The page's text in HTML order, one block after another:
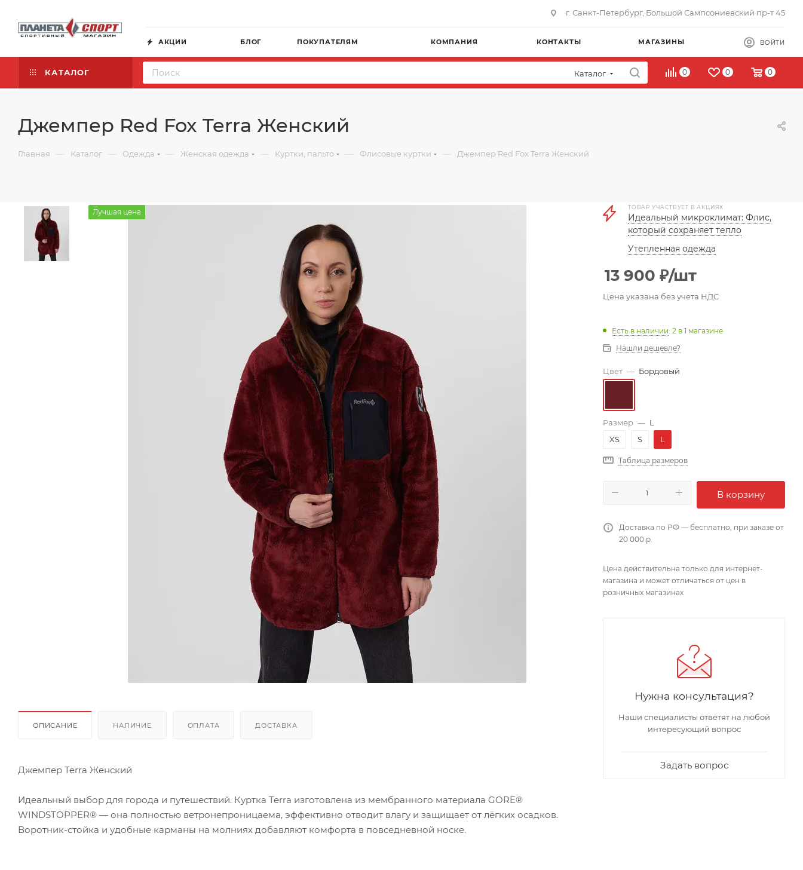
г. Санкт-Петербург, Большой Сампсониевский пр-т 45
АКЦИИ БЛОГ ПОКУПАТЕЛЯМ КОМПАНИЯ КОНТАКТЫ МАГАЗИНЫ ВОЙТИ
КАТАЛОГ Каталог 0 0 0
Джемпер Red Fox Terra Женский
Главная — Каталог — Одежда — Женская одежда — Куртки, пальто — Флисовые куртки — Джемпер Red Fox Terra Женский
Лучшая цена
ОПИСАНИЕ НАЛИЧИЕ ОПЛАТА ДОСТАВКА
Джемпер Terra Женский
Идеальный выбор для города и путешествий. Куртка Terra изготовлена из мембранного материала GORE®
WINDSTOPPER® — она полностью ветронепроницаема, эффективно отводит влагу и защищает от лёгких осадков.
Воротник-стойка и удобные карманы на молниях добавляют комфорта в повседневной носке.
ТОВАР УЧАСТВУЕТ В АКЦИЯХ
Идеальный микроклимат: Флис,
который сохраняет тепло
Утепленная одежда
13 900 ₽/шт
Цена указана без учета НДС
Есть в наличии: 2 в 1 магазине
Нашли дешевле?
Цвет — Бордовый
Размер — L
XS
S L
Таблица размеров
В корзину
Доставка по РФ — бесплатно, при заказе от
20 000 р.
Цена действительна только для интернет-
магазина и может отличаться от цен в
розничных магазинах
Нужна консультация?
Наши специалисты ответят на любой
интересующий вопрос
Задать вопрос